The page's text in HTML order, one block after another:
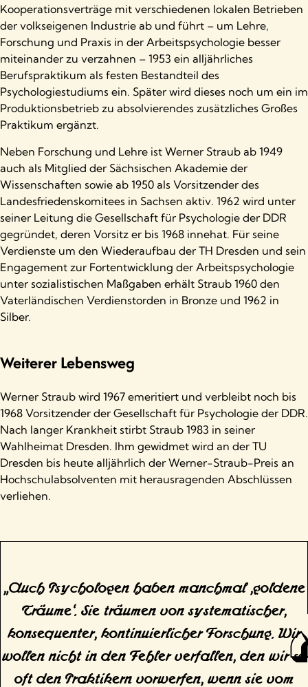
Kooperationsverträge mit verschiedenen lokalen Betrieben
der volkseigenen Industrie ab und führt – um Lehre,
Forschung und Praxis in der Arbeitspsychologie besser
miteinander zu verzahnen – 1953 ein alljährliches
Berufspraktikum als festen Bestandteil des
Psychologiestudiums ein. Später wird dieses noch um ein im
Produktionsbetrieb zu absolvierendes zusätzliches Großes
Praktikum ergänzt.
Neben Forschung und Lehre ist Werner Straub ab 1949
auch als Mitglied der Sächsischen Akademie der
Wissenschaften sowie ab 1950 als Vorsitzender des
Landesfriedenskomitees in Sachsen aktiv. 1962 wird unter
seiner Leitung die Gesellschaft für Psychologie der DDR
gegründet, deren Vorsitz er bis 1968 innehat. Für seine
Verdienste um den Wiederaufbau der TH Dresden und sein
Engagement zur Fortentwicklung der Arbeitspsychologie
unter sozialistischen Maßgaben erhält Straub 1960 den
Vaterländischen Verdienstorden in Bronze und 1962 in
Silber.
Weiterer Lebensweg
Werner Straub wird 1967 emeritiert und verbleibt noch bis
1968 Vorsitzender der Gesellschaft für Psychologie der DDR.
Nach langer Krankheit stirbt Straub 1983 in seiner
Wahlheimat Dresden. Ihm gewidmet wird an der TU
Dresden bis heute alljährlich der Werner-Straub-Preis an
Hochschulabsolventen mit herausragenden Abschlüssen
verliehen.
„Auch Psychologen haben manchmal ‚goldene
Träume‘. Sie träumen von systematischer,
konsequenter, kontinuierlicher Forschung. Wir
wollen nicht in den Fehler verfallen, den wir so
oft den Praktikern vorwerfen, wenn sie vom